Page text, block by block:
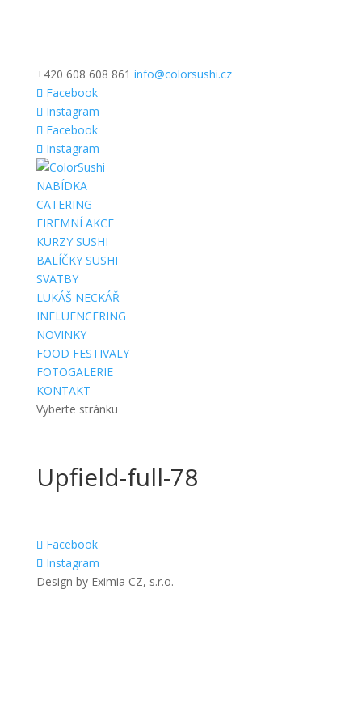
+420 608 608 861 info@colorsushi.cz
Facebook
Instagram
Facebook
Instagram
NABÍDKA
CATERING
FIREMNÍ AKCE
KURZY SUSHI
BALÍČKY SUSHI
SVATBY
LUKÁŠ NECKÁŘ
INFLUENCERING
NOVINKY
FOOD FESTIVALY
FOTOGALERIE
KONTAKT
Vyberte stránku
Upfield-full-78
Facebook
Instagram
Design by Eximia CZ, s.r.o.